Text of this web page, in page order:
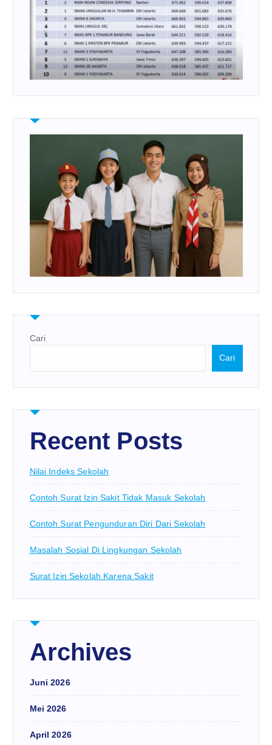
Cari
Cari
Recent Posts
Nilai Indeks Sekolah
Contoh Surat Izin Sakit Tidak Masuk Sekolah
Contoh Surat Pengunduran Diri Dari Sekolah
Masalah Sosial Di Lingkungan Sekolah
Surat Izin Sekolah Karena Sakit
Archives
Juni 2026
Mei 2026
April 2026